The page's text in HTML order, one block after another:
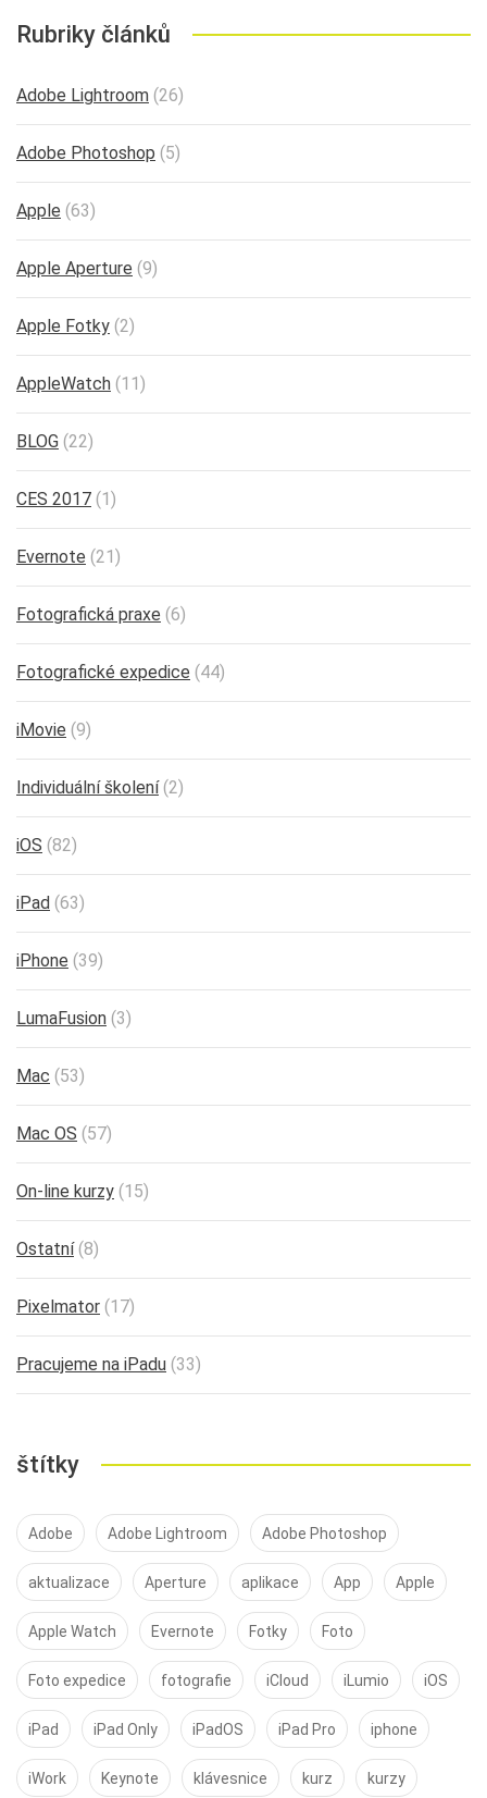
Rubriky článků
Adobe Lightroom (26)
Adobe Photoshop (5)
Apple (63)
Apple Aperture (9)
Apple Fotky (2)
AppleWatch (11)
BLOG (22)
CES 2017 (1)
Evernote (21)
Fotografická praxe (6)
Fotografické expedice (44)
iMovie (9)
Individuální školení(2)
iOS (82)
iPad (63)
iPhone (39)
LumaFusion (3)
Mac (53)
Mac OS (57)
On-line kurzy (15)
Ostatní(8)
Pixelmator (17)
Pracujeme na iPadu (33)
štítky
Adobe Adobe Lightroom Adobe Photoshop
aktualizace Aperture aplikace App Apple
Apple Watch Evernote Fotky Foto
Foto expedice fotografie iCloud iLumio iOS
iPad iPad Only iPadOS iPad Pro iphone
iWork Keynote klávesnice kurz kurzy